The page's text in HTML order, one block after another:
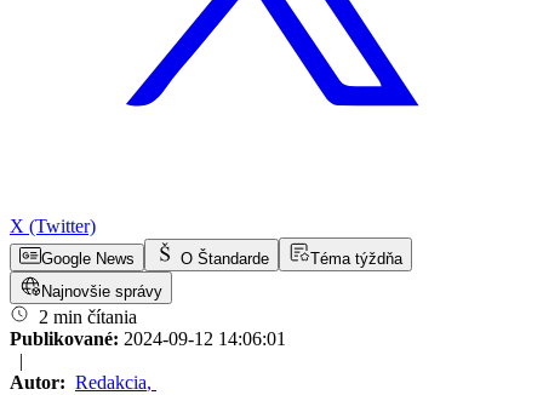
X (Twitter)
Google News O Štandarde
Téma týždňa
Najnovšie správy
2 min čítania
Publikované: 2024-09-12 14:06:01
|
Autor: Redakcia,